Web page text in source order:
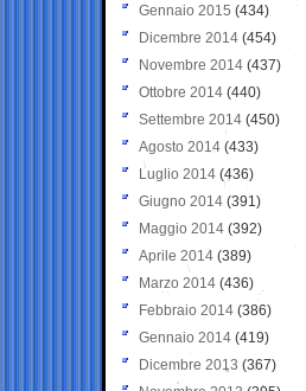
Gennaio 2015 (434)
Dicembre 2014 (454)
Novembre 2014 (437)
Ottobre 2014 (440)
Settembre 2014 (450)
Agosto 2014 (433)
Luglio 2014 (436)
Giugno 2014 (391)
Maggio 2014 (392)
Aprile 2014 (389)
Marzo 2014 (436)
Febbraio 2014 (386)
Gennaio 2014 (419)
Dicembre 2013 (367)